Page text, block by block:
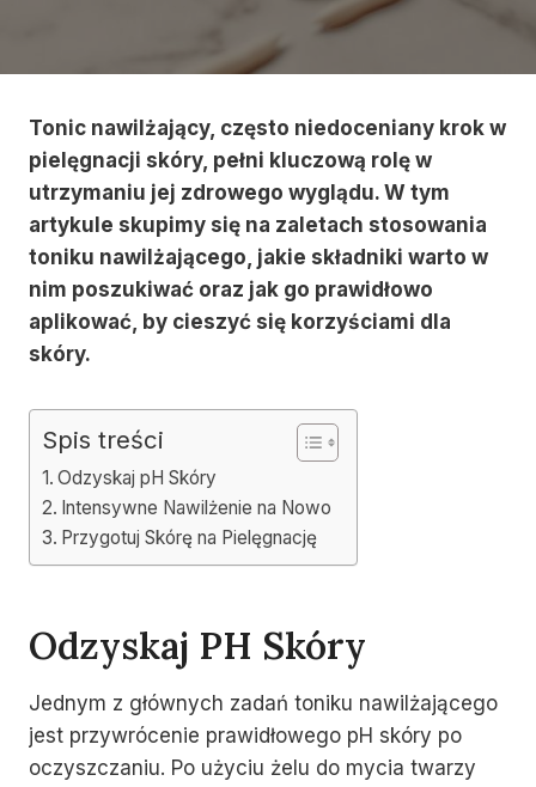
Tonic nawilżający, często niedoceniany krok w
pielęgnacji skóry, pełni kluczową rolę w
utrzymaniu jej zdrowego wyglądu. W tym
artykule skupimy się na zaletach stosowania
toniku nawilżającego, jakie składniki warto w
nim poszukiwać oraz jak go prawidłowo
aplikować, by cieszyć się korzyściami dla
skóry.
Spis treści
Odzyskaj pH Skóry
Intensywne Nawilżenie na Nowo
Przygotuj Skórę na Pielęgnację
Odzyskaj PH Skóry
Jednym z głównych zadań toniku nawilżającego
jest przywrócenie prawidłowego pH skóry po
oczyszczaniu. Po użyciu żelu do mycia twarzy